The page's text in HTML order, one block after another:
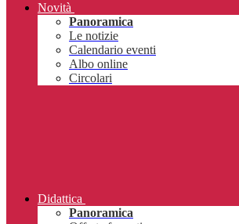
Novità
Panoramica
Le notizie
Calendario eventi
Albo online
Circolari
Didattica
Panoramica